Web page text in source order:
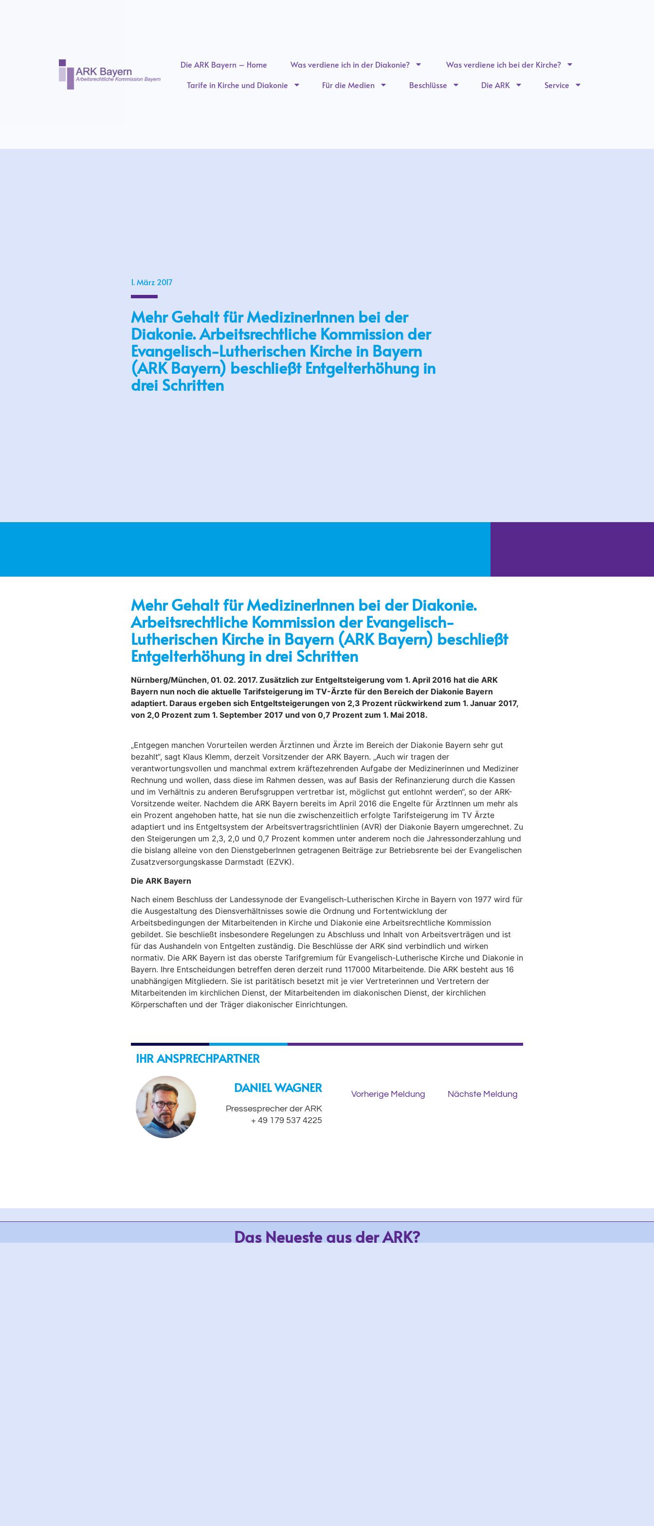
Die ARK Bayern – Home Was verdiene ich in der Diakonie?
Was verdiene ich bei der Kirche?
Tarife in Kirche und Diakonie
Für die Medien Beschlüsse Die ARK Service
1. März 2017
Mehr Gehalt für MedizinerInnen bei der
Diakonie. Arbeitsrechtliche Kommission der
Evangelisch-Lutherischen Kirche in Bayern
(ARK Bayern) beschließt Entgelterhöhung in
drei Schritten
Mehr Gehalt für MedizinerInnen bei der Diakonie.
Arbeitsrechtliche Kommission der Evangelisch-
Lutherischen Kirche in Bayern (ARK Bayern) beschließt
Entgelterhöhung in drei Schritten
Nürnberg/München, 01. 02. 2017. Zusätzlich zur Entgeltsteigerung vom 1. April 2016 hat die ARK
Bayern nun noch die aktuelle Tarifsteigerung im TV-Ärzte für den Bereich der Diakonie Bayern
adaptiert. Daraus ergeben sich Entgeltsteigerungen von 2,3 Prozent rückwirkend zum 1. Januar 2017,
von 2,0 Prozent zum 1. September 2017 und von 0,7 Prozent zum 1. Mai 2018.
„Entgegen manchen Vorurteilen werden Ärztinnen und Ärzte im Bereich der Diakonie Bayern sehr gut
bezahlt“, sagt Klaus Klemm, derzeit Vorsitzender der ARK Bayern. „Auch wir tragen der
verantwortungsvollen und manchmal extrem kräftezehrenden Aufgabe der Medizinerinnen und Mediziner
Rechnung und wollen, dass diese im Rahmen dessen, was auf Basis der Refinanzierung durch die Kassen
und im Verhältnis zu anderen Berufsgruppen vertretbar ist, möglichst gut entlohnt werden“, so der ARK-
Vorsitzende weiter. Nachdem die ARK Bayern bereits im April 2016 die Engelte für ÄrztInnen um mehr als
ein Prozent angehoben hatte, hat sie nun die zwischenzeitlich erfolgte Tarifsteigerung im TV Ärzte
adaptiert und ins Entgeltsystem der Arbeitsvertragsrichtlinien (AVR) der Diakonie Bayern umgerechnet. Zu
den Steigerungen um 2,3, 2,0 und 0,7 Prozent kommen unter anderem noch die Jahressonderzahlung und
die bislang alleine von den DienstgeberInnen getragenen Beiträge zur Betriebsrente bei der Evangelischen
Zusatzversorgungskasse Darmstadt (EZVK).
Die ARK Bayern
Nach einem Beschluss der Landessynode der Evangelisch-Lutherischen Kirche in Bayern von 1977 wird für
die Ausgestaltung des Diensverhältnisses sowie die Ordnung und Fortentwicklung der
Arbeitsbedingungen der Mitarbeitenden in Kirche und Diakonie eine Arbeitsrechtliche Kommission
gebildet. Sie beschließt insbesondere Regelungen zu Abschluss und Inhalt von Arbeitsverträgen und ist
für das Aushandeln von Entgelten zuständig. Die Beschlüsse der ARK sind verbindlich und wirken
normativ. Die ARK Bayern ist das oberste Tarifgremium für Evangelisch-Lutherische Kirche und Diakonie in
Bayern. Ihre Entscheidungen betreffen deren derzeit rund 117000 Mitarbeitende. Die ARK besteht aus 16
unabhängigen Mitgliedern. Sie ist paritätisch besetzt mit je vier Vertreterinnen und Vertretern der
Mitarbeitenden im kirchlichen Dienst, der Mitarbeitenden im diakonischen Dienst, der kirchlichen
Körperschaften und der Träger diakonischer Einrichtungen.
IHR ANSPRECHPARTNER
DANIEL WAGNER
Pressesprecher der ARK
+ 49 179 537 4225
Vorherige Meldung Nächste Meldung
Das Neueste aus der ARK?